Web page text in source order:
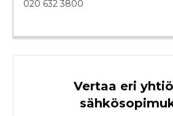
020 632 3800
Vertaa eri